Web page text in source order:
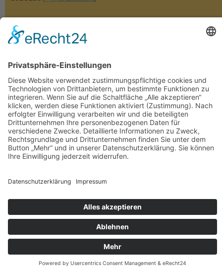
Rezensionen
Rezensionen machen meine Bücher bekannter - und ich merke,
was euch gefällt und was nicht. Habt ihr eins meiner Bücher
gelesen, dann freue ich mich über eure Rezension auf den
einschlägigen Lese-Portalen oder in den Online-Buchshops.
Herzlichen Dank!!!
Rechtliches
Impressum
©2026 - Autorin Tala T. Alsted
Datenschutzerklärung